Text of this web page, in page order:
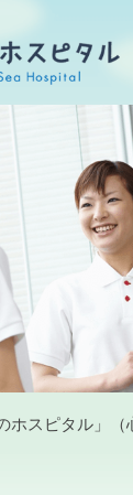
ホスピタル」（